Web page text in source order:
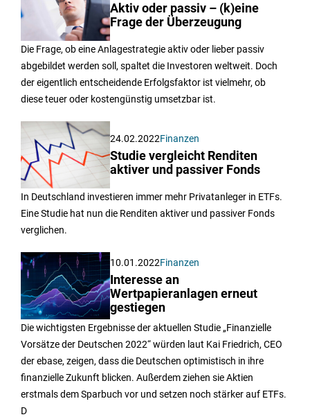
Aktiv oder passiv – (k)eine
Frage der Überzeugung
Die Frage, ob eine Anlagestrategie aktiv oder lieber passiv
abgebildet werden soll, spaltet die Investoren weltweit. Doch
der eigentlich entscheidende Erfolgsfaktor ist vielmehr, ob
diese teuer oder kostengünstig umsetzbar ist.
24.02.2022Finanzen
Studie vergleicht Renditen
aktiver und passiver Fonds
In Deutschland investieren immer mehr Privatanleger in ETFs.
Eine Studie hat nun die Renditen aktiver und passiver Fonds
verglichen.
10.01.2022Finanzen
Interesse an
Wertpapieranlagen erneut
gestiegen
Die wichtigsten Ergebnisse der aktuellen Studie „Finanzielle
Vorsätze der Deutschen 2022“ würden laut Kai Friedrich, CEO
der ebase, zeigen, dass die Deutschen optimistisch in ihre
finanzielle Zukunft blicken. Außerdem ziehen sie Aktien
erstmals dem Sparbuch vor und setzen noch stärker auf ETFs.
D